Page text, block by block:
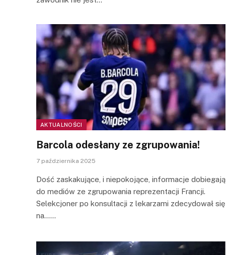
AKTUALNOŚCI
Barcola odesłany ze zgrupowania!
7 października 2025
Dość zaskakujące, i niepokojące, informacje dobiegają
do mediów ze zgrupowania reprezentacji Francji.
Selekcjoner po konsultacji z lekarzami zdecydował się
na……